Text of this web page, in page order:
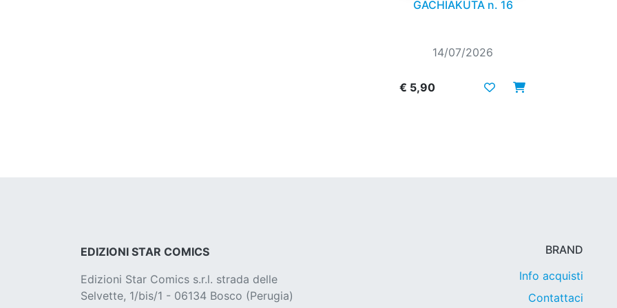
GACHIAKUTA n. 16
14/07/2026
€ 5,90
EDIZIONI STAR COMICS
Edizioni Star Comics s.r.l. strada delle
Selvette, 1/bis/1 - 06134 Bosco (Perugia)
BRAND
Info acquisti
Contattaci